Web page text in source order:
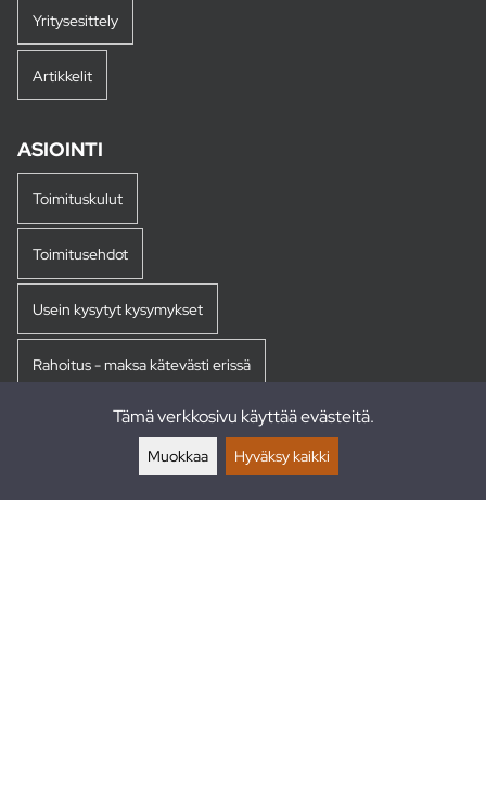
Yritysesittely
Artikkelit
ASIOINTI
Toimituskulut
Toimitusehdot
Usein kysytyt kysymykset
Rahoitus - maksa kätevästi erissä
Tämä verkkosivu käyttää evästeitä.
Muokkaa Hyväksy kaikki